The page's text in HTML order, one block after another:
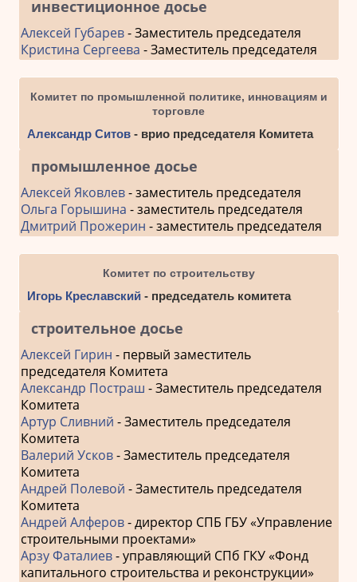
инвестиционное досье
Алексей Губарев- Заместитель председателя
Кристина Сергеева - Заместитель председателя
Комитет по промышленной политике, инновациям и
торговле
Александр Ситов- врио председателя Комитета
промышленное досье
Алексей Яковлев- заместитель председателя
Ольга Горышина - заместитель председателя
Дмитрий Прожерин - заместитель председателя
Комитет по строительству
Игорь Креславский - председатель комитета
строительное досье
Алексей Гирин - первый заместитель
председателя Комитета
Александр Постраш - Заместитель председателя
Комитета
Артур Сливний - Заместитель председателя
Комитета
Валерий Усков- Заместитель председателя
Комитета
Андрей Полевой - Заместитель председателя
Комитета
Андрей Алферов- директор СПБ ГБУ «Управление
строительными проектами»
Арзу Фаталиев- управляющий СПб ГКУ «Фонд
капитального строительства и реконструкции»